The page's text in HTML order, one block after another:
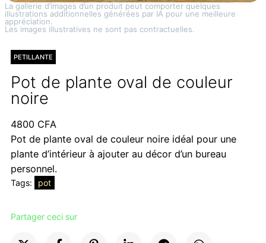
La gallerie d’images d’un produit peut comporter quelques
illustrations additionnelles générées par IA pour une meilleure
appréciation.
Les images illustratives ne sont pas contractuelles.
PETILLANTE
Pot de plante oval de couleur
noire
4800 CFA
Pot de plante oval de couleur noire idéal pour une
plante d’intérieur à ajouter au décor d’un bureau
personnel.
Tags: pot
Partager ceci sur